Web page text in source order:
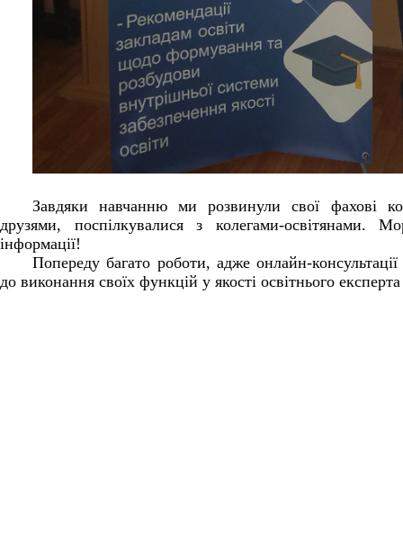
Завдяки навчанню ми розвинули свої фахові
друзями, поспілкувалися з колегами-освітянами.
інформації!
Попереду багато роботи, адже онлайн-
до виконання своїх функцій у якості освітнього